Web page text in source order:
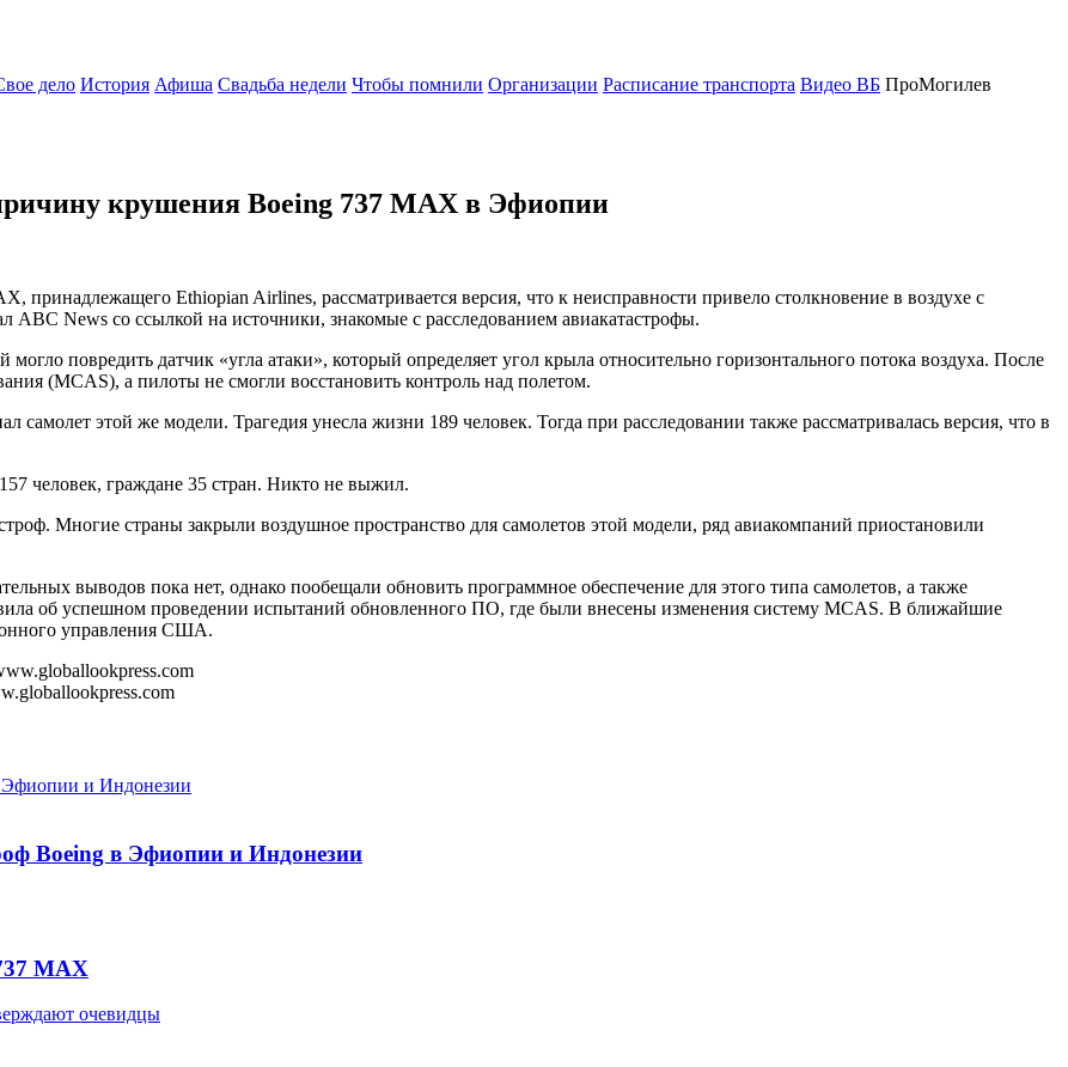
дело История Афиша Свадьба недели Чтобы помнили Организации Расписание транспорта Видео ВБ ПроМогилев
крушения Boeing 737 МАХ в Эфиопии
Ethiopian Airlines, рассматривается версия, что к неисправности привело столкновение в воздухе с
News со ссылкой на источники, знакомые с расследованием авиакатастрофы.
повредить датчик «угла атаки», который определяет угол крыла относительно горизонтального потока воздуха. После
(MCAS), а пилоты не смогли восстановить контроль над полетом.
этой же модели. Трагедия унесла жизни 189 человек. Тогда при расследовании также рассматривалась версия, что в
человек, граждане 35 стран. Никто не выжил.
Многие страны закрыли воздушное пространство для самолетов этой модели, ряд авиакомпаний приостановили
выводов пока нет, однако пообещали обновить программное обеспечение для этого типа самолетов, а также
об успешном проведении испытаний обновленного ПО, где были внесены изменения систему MCAS. В ближайшие
управления США.
Boeing в Эфиопии и Индонезии
MAX